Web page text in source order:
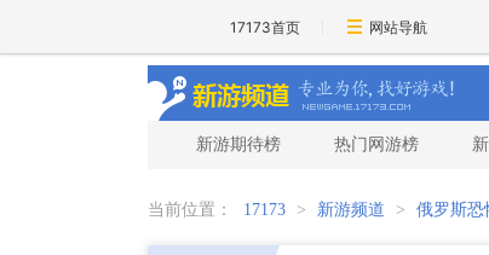
17173首页 网站导航
新游期待榜 热门网游榜
当前位置： 17173 > 新游频道 > 俄罗斯恐